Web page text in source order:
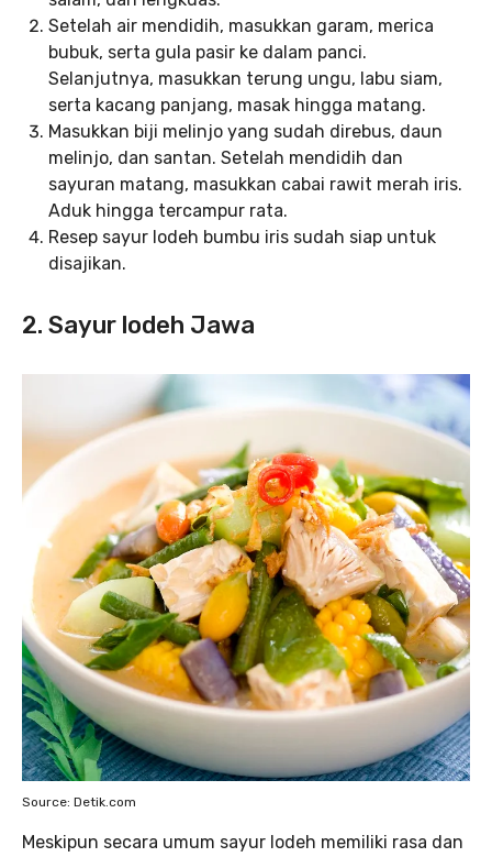
Setelah air mendidih, masukkan garam, merica
bubuk, serta gula pasir ke dalam panci.
Selanjutnya, masukkan terung ungu, labu siam,
serta kacang panjang, masak hingga matang.
Masukkan biji melinjo yang sudah direbus, daun
melinjo, dan santan. Setelah mendidih dan
sayuran matang, masukkan cabai rawit merah iris.
Aduk hingga tercampur rata.
Resep sayur lodeh bumbu iris sudah siap untuk
disajikan.
2. Sayur lodeh Jawa
Source: Detik.com
Meskipun secara umum sayur lodeh memiliki rasa dan